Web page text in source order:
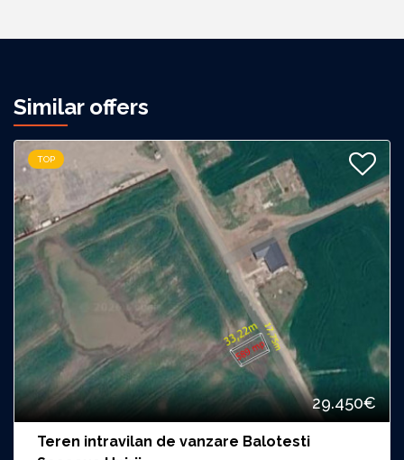
Similar offers
TOP
29.450€
Teren intravilan de vanzare Balotesti